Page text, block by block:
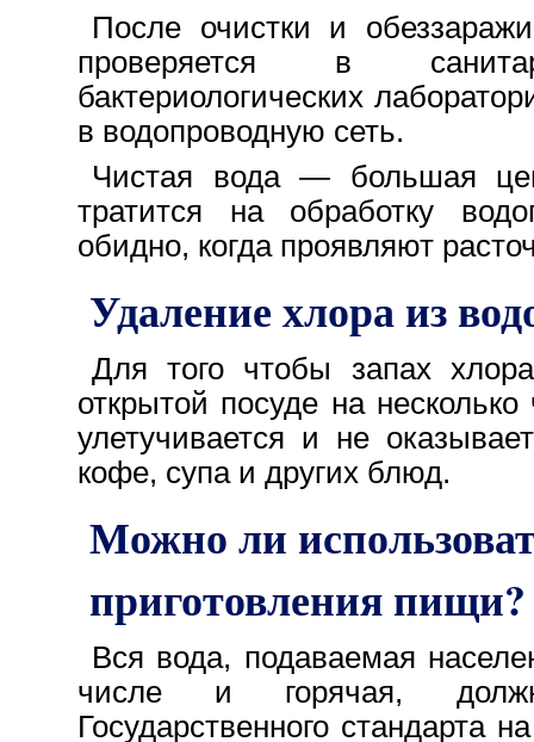
После очистки и
проверяется в
бактериологических
в водопроводную сеть.
Чистая вода — большая
тратится на обработку
обидно, когда проявляют
Удаление хлора из
Для того чтобы запах
открытой посуде на
улетучивается и не
кофе, супа и других блюд.
Можно ли
приготовления пищи?
Вся вода, подаваемая
числе и горячая,
Государственного стандарта